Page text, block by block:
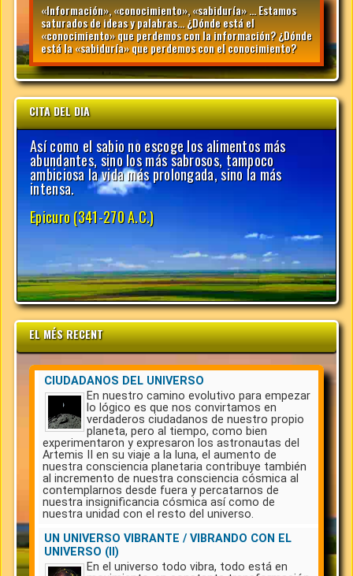
«Información», «conocimiento», «sabiduría» … Estamos
saturados de ideas y palabras… ¿Dónde está el
«conocimiento» que perdemos con la información? ¿Dónde
está la «sabiduría» que perdemos con el conocimiento?
CITA DEL DIA
EL MÉS RECENT